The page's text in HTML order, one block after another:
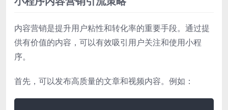
内容营销是提升用户粘性和转化率的重要手段。通过提
供有价值的内容，可以有效吸引用户关注和使用小程
序。
首先，可以发布高质量的文章和视频内容。例如：